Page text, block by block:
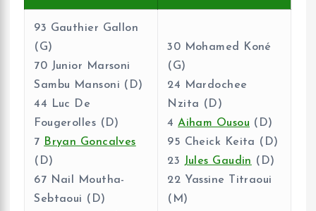
93 Gauthier Gallon
(G)
70 Junior Marsoni
Sambu Mansoni​ (D)
44 Luc De
Fougerolles (D)
7 Bryan Goncalves
(D)
67 Nail Moutha-
Sebtaoui (D)
30 Mohamed Koné
(G)
24 Mardochee
Nzita (D)
4Aiham Ousou (D)
95 Cheick Keita (D)
23 Jules Gaudin (D)
22 Yassine Titraoui
(M)